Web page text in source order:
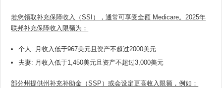
若您领取补充保障收入（SSI），通常可享受全额 Medicare。2025年
联邦补充保障收入限额为：
个人: 月收入低于967美元且资产不超过2000美元
夫妻: 月收入低于1,450美元且资产不超过3,000美元
部分州提供州补充补助金（SSP）或会设定更高收入限额，例如：